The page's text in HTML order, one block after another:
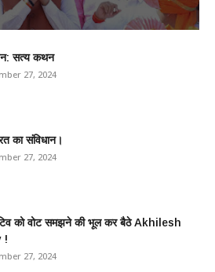
सत्य कथन
27, 2024
का संविधान।
27, 2024
को वोट समझने की भूल कर बैठे Akhilesh
!
27, 2024